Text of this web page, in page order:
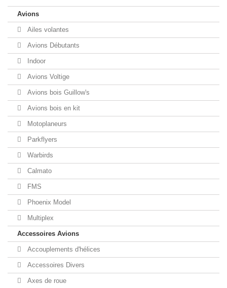
Avions
Ailes volantes
Avions Débutants
Indoor
Avions Voltige
Avions bois Guillow's
Avions bois en kit
Motoplaneurs
Parkflyers
Warbirds
Calmato
FMS
Phoenix Model
Multiplex
Accessoires Avions
Accouplements d'hélices
Accessoires Divers
Axes de roue